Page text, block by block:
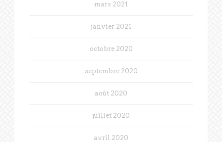
mars 2021
janvier 2021
octobre 2020
septembre 2020
août 2020
juillet 2020
avril 2020